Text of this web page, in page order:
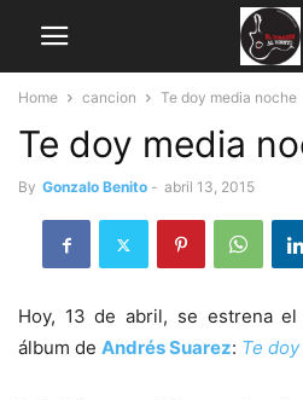
Home cancion Te doy media noche
Te doy media
By Gonzalo Benito - abril 13, 2015
Hoy, 13 de abril, se estrena
álbum de Andrés Suarez: Te